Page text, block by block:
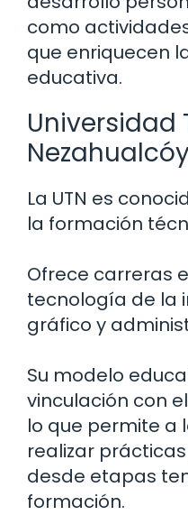
como
que enriquecen
educativa.
Universidad
La UTN es
la formación
Ofrece carreras
tecnología de la
gráfico y
Su modelo
vinculación con
lo que permite a
realizar
desde etapas
formación.